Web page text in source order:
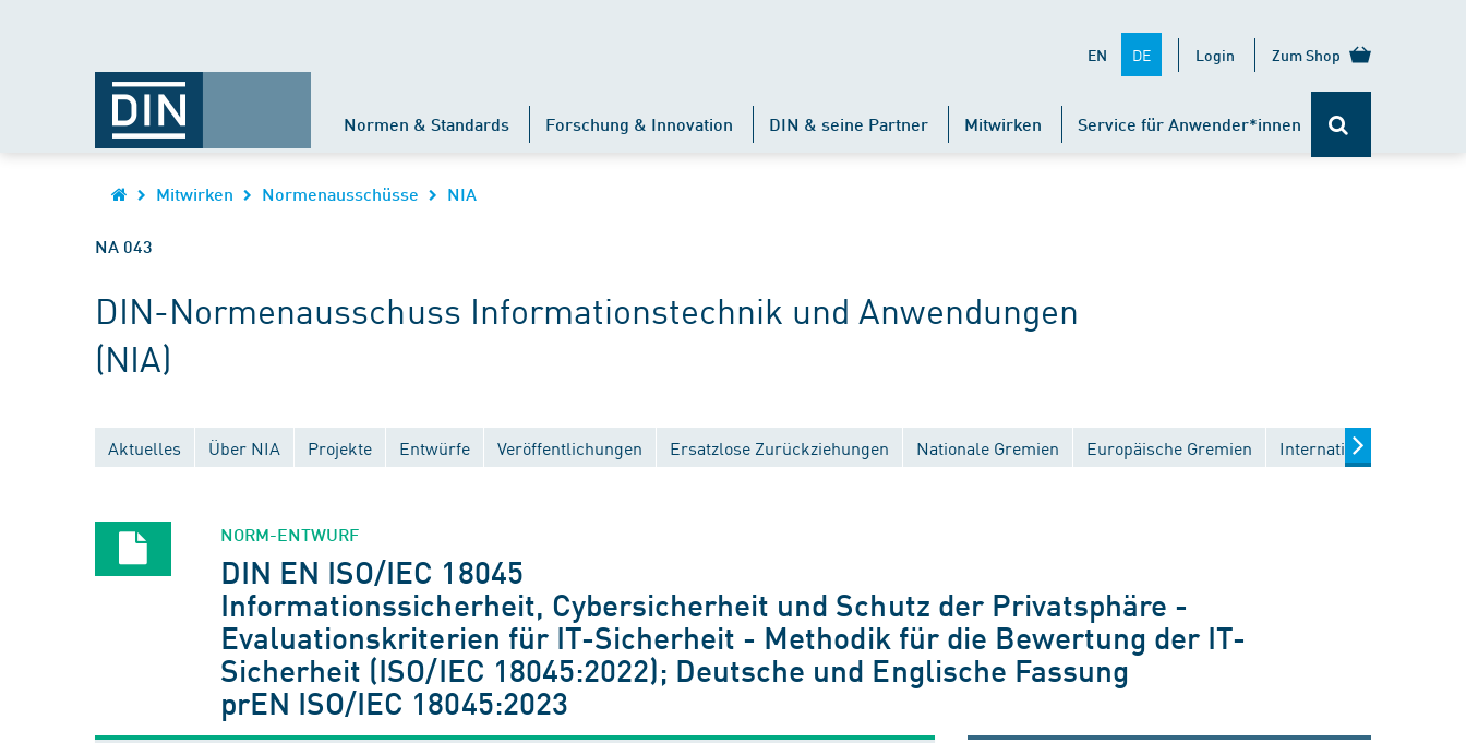
EN DE Login Zum Shop
Normen & Standards Forschung & Innovation DIN & seine Partner Mitwirken Service für Anwender*innen
Mitwirken Normenausschüsse NIA
NA 043
DIN-Normenausschuss Informationstechnik und Anwendungen
(NIA)
Aktuelles Über NIA Projekte Entwürfe Veröffentlichungen Ersatzlose Zurückziehungen Nationale Gremien Europäische Gremien Internationale Gremien
NORM-ENTWURF
DIN EN ISO/IEC 18045
Informationssicherheit, Cybersicherheit und Schutz der Privatsphäre -
Evaluationskriterien für IT-Sicherheit - Methodik für die Bewertung der IT-
Sicherheit (ISO/IEC 18045:2022); Deutsche und Englische Fassung
prEN ISO/IEC 18045:2023